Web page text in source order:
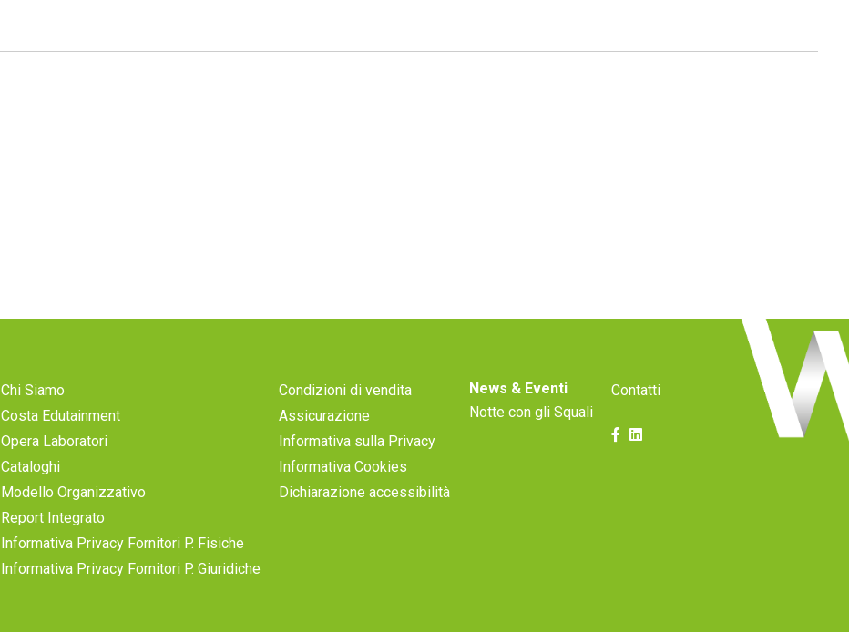
Chi Siamo
Costa Edutainment
Opera Laboratori
Cataloghi
Modello Organizzativo
Report Integrato
Informativa Privacy Fornitori P. Fisiche
Informativa Privacy Fornitori P. Giuridiche
Condizioni di vendita
Assicurazione
Informativa sulla Privacy
Informativa Cookies
Dichiarazione accessibilità
News & Eventi
Notte con gli Squali
Contatti